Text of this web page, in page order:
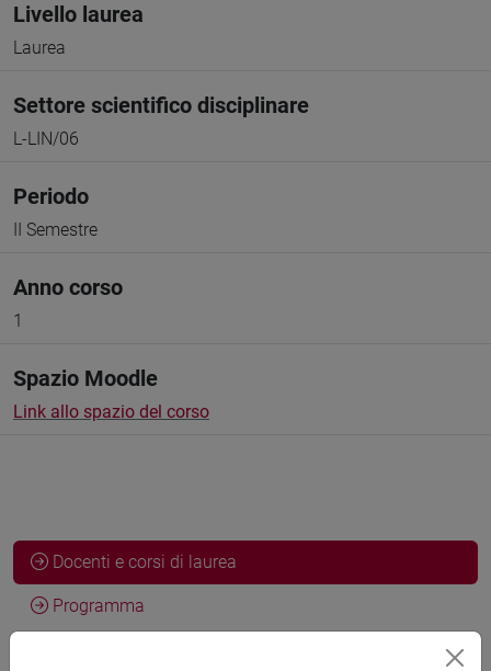
Livello laurea
Laurea
Settore scientifico disciplinare
L-LIN/06
Periodo
II Semestre
Anno corso
1
Spazio Moodle
Link allo spazio del corso
Docenti e corsi di laurea
Programma